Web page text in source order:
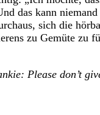
das kann
sich die
zu Gemüte zu
Please don’t